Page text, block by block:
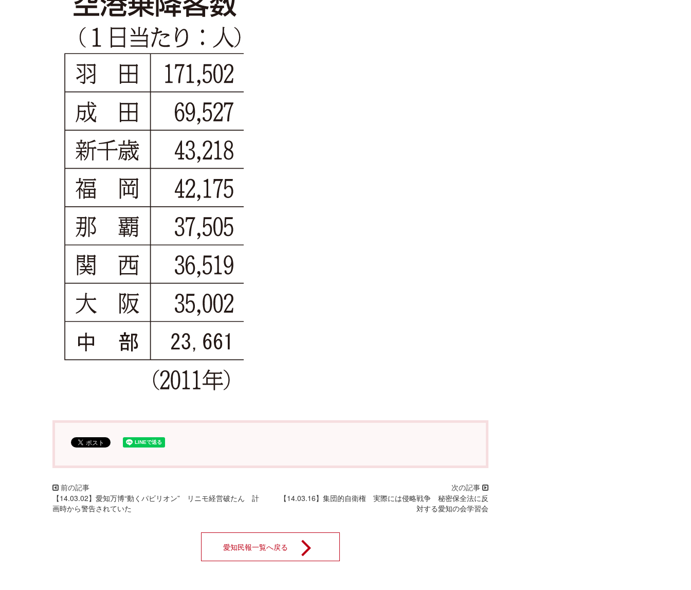
【14.03.02】愛知万博“動くパビリオン” リニモ経営破たん 計
画時から警告されていた
【14.03.16】集団的自衛権 実際には侵略戦争 秘密保全法に反
対する愛知の会学習会
愛知民報一覧へ戻る